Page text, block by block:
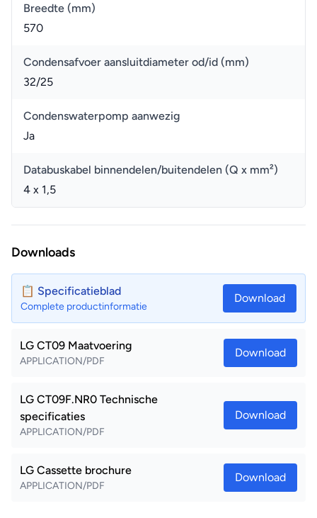
Breedte (mm)
570
Condensafvoer aansluitdiameter od/id (mm)
32/25
Condenswaterpomp aanwezig
Ja
Databuskabel binnendelen/buitendelen (Q x mm²)
4 x 1,5
Downloads
📋 Specificatieblad
Complete productinformatie
Download
LG CT09 Maatvoering
APPLICATION/PDF
Download
LG CT09F.NR0 Technische
specificaties
APPLICATION/PDF
Download
LG Cassette brochure
APPLICATION/PDF
Download